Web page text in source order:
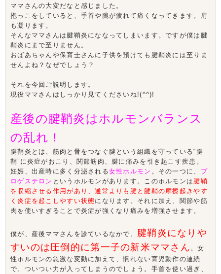
ママさんの大変だなと感じました。
抱っこをしていると、手首や腕が疲れて痛くなってきます。肩
も凝ります。
そんなママさんは腱鞘炎にななってしまいます。ですが僕は腱
鞘炎にまで至りません。
おばあちゃんや保育士さんに子供を預けても腱鞘炎には至りま
せんよね？なぜでしょう？
それを今回ご説明します。
現役ママさんはしっかり見てくださいね!(^^)!
産後の腱鞘炎はホルモンバランス
の乱れ！
腱鞘炎とは、筋肉と骨をつなぐ腱という組織を守っている“腱
鞘”に炎症がおこり、関節筋肉、腱に痛みを引き起こす疾患。
妊娠、出産時に多く分泌される女性ホルモン 。その一つに、 プ
ロゲステロン というホルモンがあります。このホルモンは 腱鞘
を収縮させる作用があり、通常よりも腱と腱鞘の摩擦起きやす
く炎症を起こしやすい状態になります。それに加え、関節や筋
肉を使いすぎることで炎症が強くなり痛みを増強させます。
僕が、産後ママさんを診ているなかで、 腱鞘炎になりや
すいのは圧倒的に第一子の新米ママさん 。女
性ホルモンの急激な変動に加えて、慣れない育児動作の連続
で、ついつい力が入ってしまうのでしょう。手首を使い過ぎ、